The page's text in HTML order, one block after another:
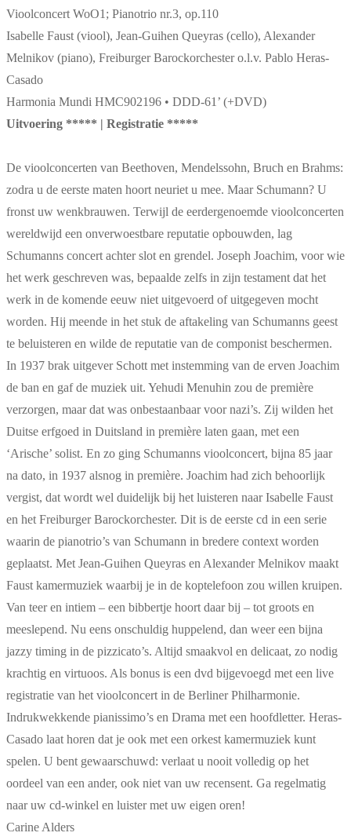
Vioolconcert WoO1; Pianotrio nr.3, op.110
Isabelle Faust (viool), Jean-Guihen Queyras (cello), Alexander
Melnikov (piano), Freiburger Barockorchester o.l.v. Pablo Heras-
Casado
Harmonia Mundi HMC902196 • DDD-61’ (+DVD)
Uitvoering ***** | Registratie *****
De vioolconcerten van Beethoven, Mendelssohn, Bruch en Brahms:
zodra u de eerste maten hoort neuriet u mee. Maar Schumann? U
fronst uw wenkbrauwen. Terwijl de eerdergenoemde vioolconcerten
wereldwijd een onverwoestbare reputatie opbouwden, lag
Schumanns concert achter slot en grendel. Joseph Joachim, voor wie
het werk geschreven was, bepaalde zelfs in zijn testament dat het
werk in de komende eeuw niet uitgevoerd of uitgegeven mocht
worden. Hij meende in het stuk de aftakeling van Schumanns geest
te beluisteren en wilde de reputatie van de componist beschermen.
In 1937 brak uitgever Schott met instemming van de erven Joachim
de ban en gaf de muziek uit. Yehudi Menuhin zou de première
verzorgen, maar dat was onbestaanbaar voor nazi’s. Zij wilden het
Duitse erfgoed in Duitsland in première laten gaan, met een
‘Arische’ solist. En zo ging Schumanns vioolconcert, bijna 85 jaar
na dato, in 1937 alsnog in première. Joachim had zich behoorlijk
vergist, dat wordt wel duidelijk bij het luisteren naar Isabelle Faust
en het Freiburger Barockorchester. Dit is de eerste cd in een serie
waarin de pianotrio’s van Schumann in bredere context worden
geplaatst. Met Jean-Guihen Queyras en Alexander Melnikov maakt
Faust kamermuziek waarbij je in de koptelefoon zou willen kruipen.
Van teer en intiem – een bibbertje hoort daar bij – tot groots en
meeslepend. Nu eens onschuldig huppelend, dan weer een bijna
jazzy timing in de pizzicato’s. Altijd smaakvol en delicaat, zo nodig
krachtig en virtuoos. Als bonus is een dvd bijgevoegd met een live
registratie van het vioolconcert in de Berliner Philharmonie.
Indrukwekkende pianissimo’s en Drama met een hoofdletter. Heras-
Casado laat horen dat je ook met een orkest kamermuziek kunt
spelen. U bent gewaarschuwd: verlaat u nooit volledig op het
oordeel van een ander, ook niet van uw recensent. Ga regelmatig
naar uw cd-winkel en luister met uw eigen oren!
Carine Alders